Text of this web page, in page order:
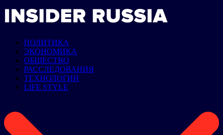
ПОЛИТИКА
ЭКОНОМИКА
ОБЩЕСТВО
РАССЛЕДОВАНИЯ
ТЕХНОЛОГИИ
LIFE STYLE